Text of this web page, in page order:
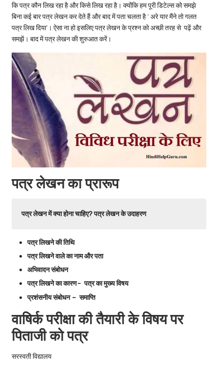
कि पत्र कौन लिख रहा है और किसे लिख रहा है। क्योंकि हम पूरी डिटेल्स को समझे
बिना कई बार पत्र लेखन कर देते हैं और बाद में पता चलता है ‘ अरे यार मैंने तो गलत
पत्र लिख दिया’। ऐसा ना हो इसलिए पत्र लेखन के प्रश्न को अच्छी तरह से पढ़ें और
समझें। बाद में पत्र लेखन की शुरुआत करें।
पत्र लेखन का प्रारूप
पत्र लेखन में क्या होना चाहिए? पत्र लेखन के उदाहरण
पत्र लिखने की तिथि
पत्र लिखने वाले का नाम और पता
अभिवादन संबोधन
पत्र लिखने का कारण- पत्र का मुख्य विषय
प्रशंसनीय संबोधन – समाप्ति
वाषिर्क परीक्षा की तैयारी के विषय पर
पिताजी को पत्र
सरस्वती विद्यालय